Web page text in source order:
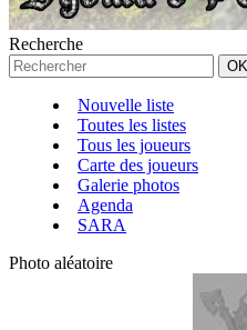
Recherche
Nouvelle liste
Toutes les listes
Tous les joueurs
Carte des joueurs
Galerie photos
Agenda
SARA
Photo aléatoire